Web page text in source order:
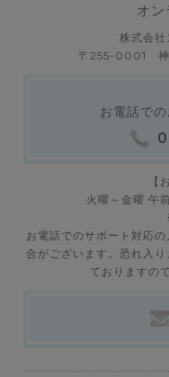
オ
株式会社
〒255-0001 神
お電話で
【
火曜～金曜 午
お電話でのサポート対応
合がございます。恐れ入
ておりますの